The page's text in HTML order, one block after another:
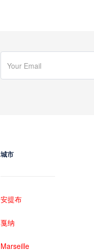
城市
安提布
戛纳
Marseille